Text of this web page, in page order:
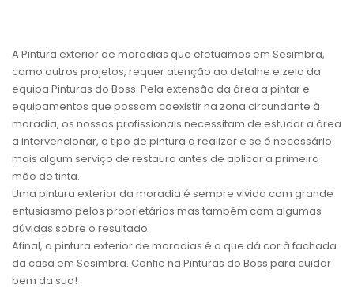
A Pintura exterior de moradias que efetuamos em Sesimbra,
como outros projetos, requer atenção ao detalhe e zelo da
equipa Pinturas do Boss. Pela extensão da área a pintar e
equipamentos que possam coexistir na zona circundante à
moradia, os nossos profissionais necessitam de estudar a área
a intervencionar, o tipo de pintura a realizar e se é necessário
mais algum serviço de restauro antes de aplicar a primeira
mão de tinta.
Uma pintura exterior da moradia é sempre vivida com grande
entusiasmo pelos proprietários mas também com algumas
dúvidas sobre o resultado.
Afinal, a pintura exterior de moradias é o que dá cor à fachada
da casa em Sesimbra. Confie na Pinturas do Boss para cuidar
bem da sua!